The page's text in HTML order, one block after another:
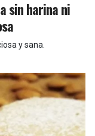
sin harina ni
y sana.